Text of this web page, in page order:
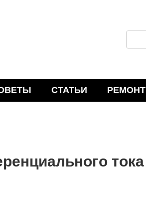
о
с
к
СТАТЬИ РЕМОНТ
тока